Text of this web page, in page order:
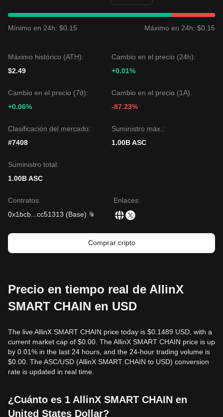
Mínimo en 24h: $0.15 Máximo en 24h: $0.15
Máximo histórico (ATH):
$2.49
Cambio en el precio (24h):
+0.01%
Cambio en el precio (7d):
+0.06%
Cambio en el precio (1A):
-87.23%
Clasificación del mercado:
#7408
Suministro máx.:
1.00B ASC
Suministro total:
1.00B ASC
Contratos:
0x1bcb
cc51313 (Base)
Enlaces:
Comprar cripto
Precio en tiempo real de AllinX
SMART CHAIN en USD
The live AllinX SMART CHAIN price today is $0.1489 USD, with a
current market cap of $0.00. The AllinX SMART CHAIN price is up
by 0.01% in the last 24 hours, and the 24-hour trading volume is
$0.00. The ASC/USD (AllinX SMART CHAIN to USD) conversion
rate is updated in real time.
¿Cuánto es 1 AllinX SMART CHAIN en
United States Dollar?